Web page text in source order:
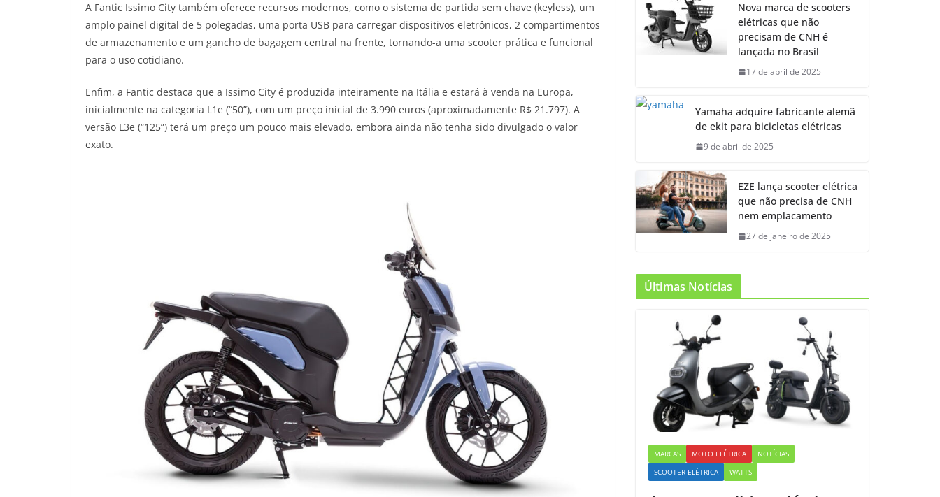
A Fantic Issimo City também oferece recursos modernos, como o sistema de partida sem chave (keyless), um
amplo painel digital de 5 polegadas, uma porta USB para carregar dispositivos eletrônicos, 2 compartimentos
de armazenamento e um gancho de bagagem central na frente, tornando-a uma scooter prática e funcional
para o uso cotidiano.
Enfim, a Fantic destaca que a Issimo City é produzida inteiramente na Itália e estará à venda na Europa,
inicialmente na categoria L1e (“50”), com um preço inicial de 3.990 euros (aproximadamente R$ 21.797). A
versão L3e (“125”) terá um preço um pouco mais elevado, embora ainda não tenha sido divulgado o valor
exato.
Nova marca de scooters
elétricas que não
precisam de CNH é
lançada no Brasil
17 de abril de 2025
Yamaha adquire fabricante alemã
de ekit para bicicletas elétricas
9 de abril de 2025
EZE lança scooter elétrica
que não precisa de CNH
nem emplacamento
27 de janeiro de 2025
Últimas Notícias
MARCAS MOTO ELÉTRICA
NOTÍCIAS
SCOOTER ELÉTRICA
WATTS